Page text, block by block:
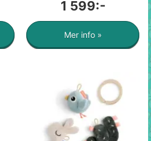
1 599:-
Mer info »